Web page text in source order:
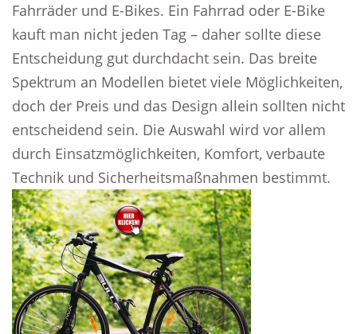
Fahrräder und E-Bikes. Ein Fahrrad oder E-Bike
kauft man nicht jeden Tag – daher sollte diese
Entscheidung gut durchdacht sein. Das breite
Spektrum an Modellen bietet viele Möglichkeiten,
doch der Preis und das Design allein sollten nicht
entscheidend sein. Die Auswahl wird vor allem
durch Einsatzmöglichkeiten, Komfort, verbaute
Technik und Sicherheitsmaßnahmen bestimmt.